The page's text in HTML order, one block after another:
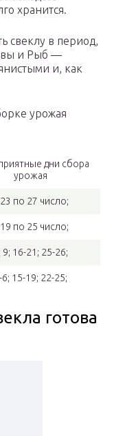
хранится.
свеклу в период,
и Рыб —
и, как
урожая
дни сбора
урожая
по 27 число;
по 25 число;
9; 16-21; 25-26;
6; 15-19; 22-25;
готова